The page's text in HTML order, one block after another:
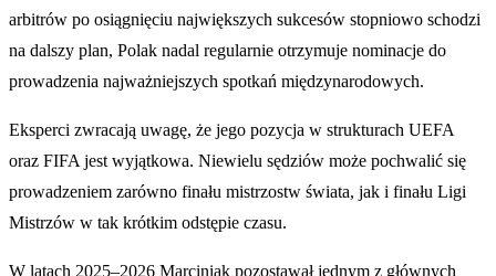
arbitrów po osiągnięciu największych sukcesów stopniowo schodzi
na dalszy plan, Polak nadal regularnie otrzymuje nominacje do
prowadzenia najważniejszych spotkań międzynarodowych.
Eksperci zwracają uwagę, że jego pozycja w strukturach UEFA
oraz FIFA jest wyjątkowa. Niewielu sędziów może pochwalić się
prowadzeniem zarówno finału mistrzostw świata, jak i finału Ligi
Mistrzów w tak krótkim odstępie czasu.
W latach 2025–2026 Marciniak pozostawał jednym z głównych